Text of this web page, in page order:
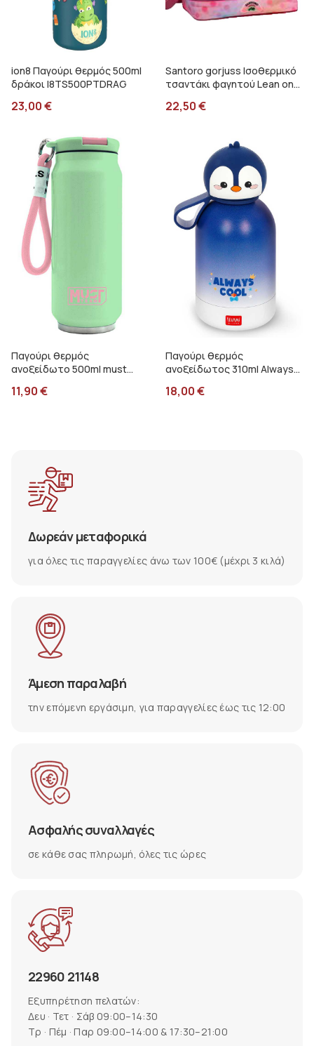
ion8 Παγούρι θερμός 500ml
δράκοι I8TS500PTDRAG
23,00€
Santoro gorjuss Ισοθερμικό
τσαντάκι φαγητού Lean on
22,50€
Παγούρι θερμός
ανοξείδωτο 500ml must
11,90€
Παγούρι θερμός
ανοξείδωτος 310ml Always
KSSB0007
18,00€
Δωρεάν μεταφορικά
για όλες τις παραγγελίες άνω των 100€ (μέχρι 3 κιλά)
Άμεση παραλαβή
την επόμενη εργάσιμη, για παραγγελίες έως τις 12:00
Ασφαλής συναλλαγές
σε κάθε σας πληρωμή, όλες τις ώρες
22960 21148
Εξυπηρέτηση πελατών:
Δευ · Τετ · Σάβ 09:00–14:30
Τρ · Πέμ · Παρ 09:00–14:00 & 17:30–21:00